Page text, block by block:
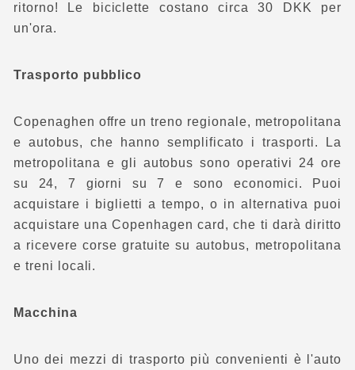
ritorno! Le biciclette costano circa 30 DKK per
un'ora.
Trasporto pubblico
Copenaghen offre un treno regionale, metropolitana
e autobus, che hanno semplificato i trasporti. La
metropolitana e gli autobus sono operativi 24 ore
su 24, 7 giorni su 7 e sono economici. Puoi
acquistare i biglietti a tempo, o in alternativa puoi
acquistare una Copenhagen card, che ti darà diritto
a ricevere corse gratuite su autobus, metropolitana
e treni locali.
Macchina
Uno dei mezzi di trasporto più convenienti è l'auto